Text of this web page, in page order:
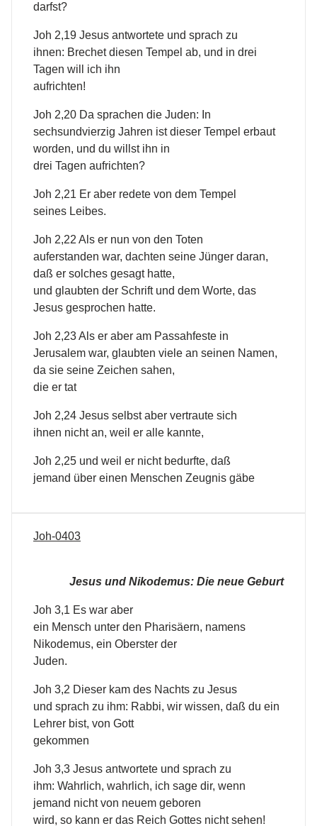
darfst?
Joh 2,19 Jesus antwortete und sprach zu
ihnen: Brechet diesen Tempel ab, und in drei
Tagen will ich ihn
aufrichten!
Joh 2,20 Da sprachen die Juden: In
sechsundvierzig Jahren ist dieser Tempel erbaut
worden, und du willst ihn in
drei Tagen aufrichten?
Joh 2,21 Er aber redete von dem Tempel
seines Leibes.
Joh 2,22 Als er nun von den Toten
auferstanden war, dachten seine Jünger daran,
daß er solches gesagt hatte,
und glaubten der Schrift und dem Worte, das
Jesus gesprochen hatte.
Joh 2,23 Als er aber am Passahfeste in
Jerusalem war, glaubten viele an seinen Namen,
da sie seine Zeichen sahen,
die er tat
Joh 2,24 Jesus selbst aber vertraute sich
ihnen nicht an, weil er alle kannte,
Joh 2,25 und weil er nicht bedurfte, daß
jemand über einen Menschen Zeugnis gäbe
Joh-0403
Jesus und Nikodemus: Die neue Geburt
Joh 3,1 Es war aber
ein Mensch unter den Pharisäern, namens
Nikodemus, ein Oberster der
Juden.
Joh 3,2 Dieser kam des Nachts zu Jesus
und sprach zu ihm: Rabbi, wir wissen, daß du ein
Lehrer bist, von Gott
gekommen
Joh 3,3 Jesus antwortete und sprach zu
ihm: Wahrlich, wahrlich, ich sage dir, wenn
jemand nicht von neuem geboren
wird, so kann er das Reich Gottes nicht sehen!